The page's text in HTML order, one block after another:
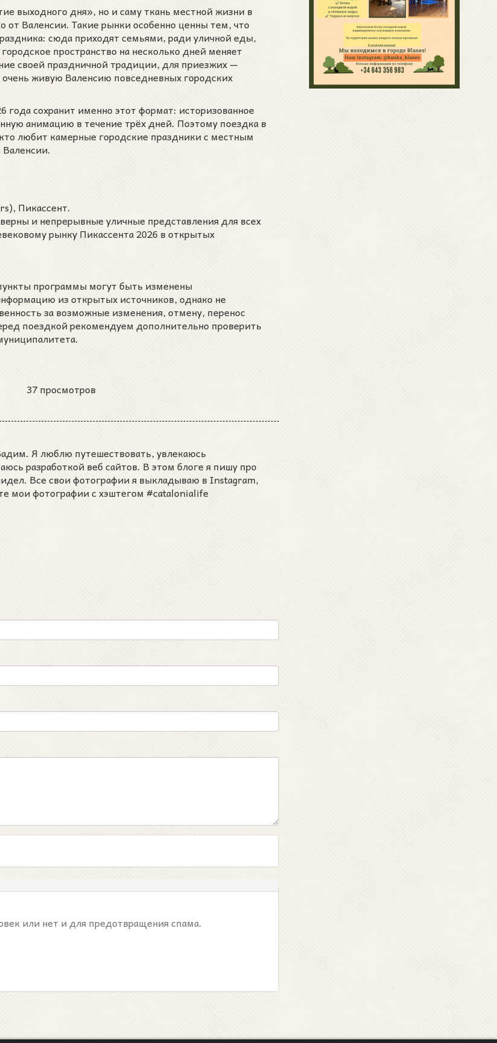
выходного дня», но и саму ткань местной жизни в
от Валенсии. Такие рынки особенно ценны тем, что
сюда приходят семьями, ради уличной еды,
пространство на несколько дней меняет
своей праздничной традиции, для приезжих —
живую Валенсию повседневных городских
сохранит именно этот формат: историзованное
анимацию в течение трёх дней. Поэтому поездка в
любит камерные городские праздники с местным
Пикассент.
и непрерывные уличные представления для всех
рынку Пикассента 2026 в открытых
программы могут быть изменены
из открытых источников, однако не
за возможные изменения, отмену, перенос
поездкой рекомендуем дополнительно проверить
37 просмотров
Я люблю путешествовать, увлекаюсь
разработкой веб сайтов. В этом блоге я пишу про
Все свои фотографии я выкладываю в Instagram,
мои фотографии с хэштегом #catalonialife
или нет и для предотвращения спама.